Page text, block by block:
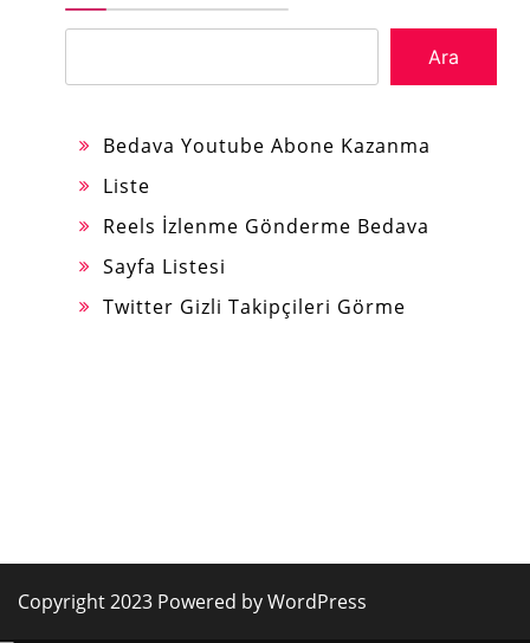
Ara
Bedava Youtube Abone Kazanma
Liste
Reels İzlenme Gönderme Bedava
Sayfa Listesi
Twitter Gizli Takipçileri Görme
Copyright 2023 Powered by WordPress